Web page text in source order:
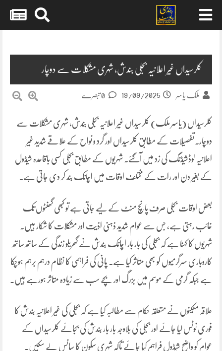
کلرسیداں غیر اعلانیہ بجلی بندش، شہری مشکلات سے دوچار
ملک یاسر 19/09/2025
کلرسیداں (یاسر ملک) کلرسیداں غیر اعلانیہ بجلی بندش، شہری مشکلات سے
دوچار۔تفصیلات کے مطابق کلرسیداں اور گرد و نواح کے علاقے شدید غیر
اعلانیہ لوڈشیڈنگ کی زد میں آگئے۔ شہریوں کے مطابق بجلی کسی باقاعدہ شیڈول
کے بغیر دن اور رات کے مختلف اوقات میں اچانک بند کر دی جاتی ہے۔
بعض اوقات بجلی صرف پانچ منٹ کے لیے جاتی ہے تو کبھی گھنٹوں تک
غائب رہتی ہے، جس سے عوام شدید ذہنی اذیت اور مشکلات کا شکار ہیں۔
شہریوں کا کہنا ہے کہ بجلی کی بار بار اچانک بندش نے گھریلو زندگی کے ساتھ ساتھ
کاروباری سرگرمیوں کو بھی متاثر کیا ہے۔ پانی کی فراہمی کا نظام درہم برہم ہوچکا
ہے جبکہ گرمی کے موسم میں بزرگ اور بچے سب سے زیادہ متاثر ہورہے ہیں۔
علاقہ مکینوں نے متعلقہ حکام سے مطالبہ کیا ہے کہ بجلی کی غیر اعلانیہ بندش کا
فوری نوٹس لیا جائے اور بجلی کی بلاوجہ بار بار بندش کی بجائے کلرسیداں کے
عوام کو واضح شیڈول فراہم کیا جائے تاکہ شہری سکون کا سانس لے سکیں۔